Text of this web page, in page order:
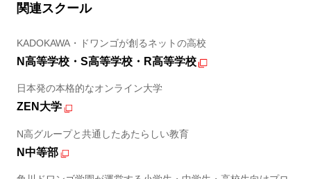
関連スクール
KADOKAWA・ドワンゴが創るネットの高校
N高等学校・S高等学校・R高等学校
日本発の本格的なオンライン大学
ZEN大学
N高グループと共通したあたらしい教育
N中等部